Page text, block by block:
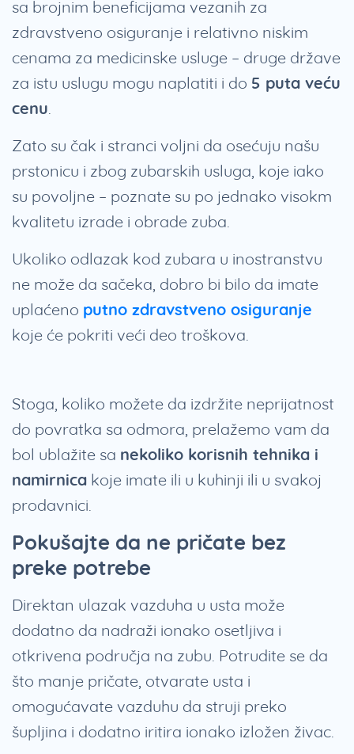
sa brojnim beneficijama vezanih za
zdravstveno osiguranje i relativno niskim
cenama za medicinske usluge – druge države
za istu uslugu mogu naplatiti i do 5 puta veću
cenu
Zato su čak i stranci voljni da osećuju našu
prstonicu i zbog zubarskih usluga, koje iako
su povoljne – poznate su po jednako visokm
kvalitetu izrade i obrade zuba.
Ukoliko odlazak kod zubara u inostranstvu
ne može da sačeka, dobro bi bilo da imate
uplaćeno putno zdravstveno osiguranje
koje će pokriti veći deo troškova.
Stoga, koliko možete da izdržite neprijatnost
do povratka sa odmora, prelažemo vam da
bol ublažite sa nekoliko korisnih tehnika i
namirnica koje imate ili u kuhinji ili u svakoj
prodavnici.
Pokušajte da ne pričate bez
preke potrebe
Direktan ulazak vazduha u usta može
dodatno da nadraži ionako osetljiva i
otkrivena područja na zubu. Potrudite se da
što manje pričate, otvarate usta i
omogućavate vazduhu da struji preko
šupljina i dodatno iritira ionako izložen živac.